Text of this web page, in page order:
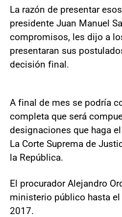
La razón de presentar
presidente Juan Manuel
compromisos, les dijo a
presentaran sus
decisión final.
A final de mes se podría
completa que será
designaciones que haga
La Corte Suprema de
la República.
El procurador Alejandro
ministerio público hasta
2017.